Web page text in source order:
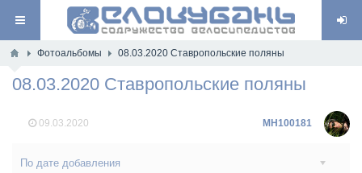
Фотоальбомы 08.03.2020 Ставропольские поляны
08.03.2020 Ставропольские поляны
09.03.2020 MH100181
По дате добавления